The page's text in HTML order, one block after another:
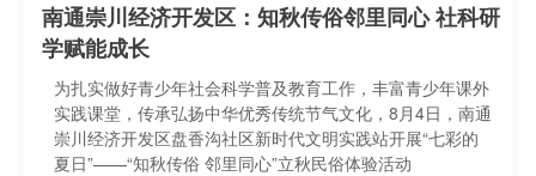
南通崇川经济开发区：知秋传俗邻里同心 社科研
学赋能成长
为扎实做好青少年社会科学普及教育工作，丰富青少年课外
实践课堂，传承弘扬中华优秀传统节气文化，8月4日，南通
崇川经济开发区盘香沟社区新时代文明实践站开展“七彩的
夏日”——“知秋传俗 邻里同心”立秋民俗体验活动